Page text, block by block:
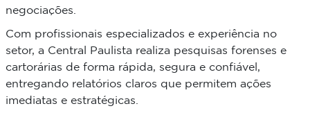
negociações.
Com profissionais especializados e experiência no
setor, a Central Paulista realiza pesquisas forenses e
cartorárias de forma rápida, segura e confiável,
entregando relatórios claros que permitem ações
imediatas e estratégicas.